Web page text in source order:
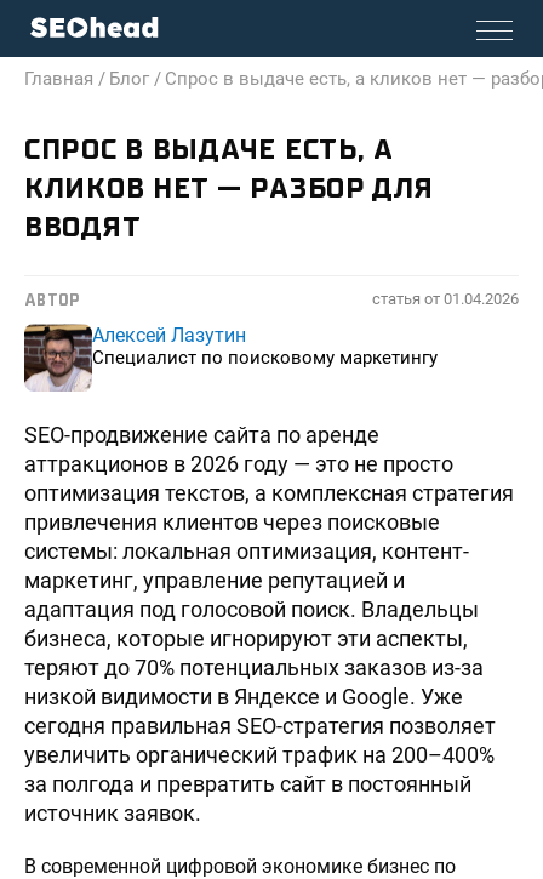
Главная / Блог / Спрос в выдаче есть, а кликов нет —
СПРОС В ВЫДАЧЕ ЕСТЬ, А
КЛИКОВ НЕТ — РАЗБОР ДЛЯ
ВВОДЯТ
АВТОР статья от 01.04.2026
Алексей Лазутин
Специалист по поисковому маркетингу
SEO-продвижение сайта по аренде
аттракционов в 2026 году — это не просто
оптимизация текстов, а комплексная стратегия
привлечения клиентов через поисковые
системы: локальная оптимизация, контент-
маркетинг, управление репутацией и
адаптация под голосовой поиск. Владельцы
бизнеса, которые игнорируют эти аспекты,
теряют до 70% потенциальных заказов из-за
низкой видимости в Яндексе и Google. Уже
сегодня правильная SEO-стратегия позволяет
увеличить органический трафик на 200–400%
за полгода и превратить сайт в постоянный
источник заявок.
В современной цифровой экономике бизнес по